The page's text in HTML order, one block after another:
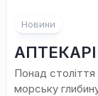
Новини
АПТЕКАРІ
Понад століття
морську